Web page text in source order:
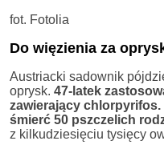
fot. Fotolia
Do więzienia za
Austriacki sadownik
oprysk. 47-latek
zawierający chlorpyrifos.
śmierć 50 pszczelich
z kilkudziesięciu tysięcy